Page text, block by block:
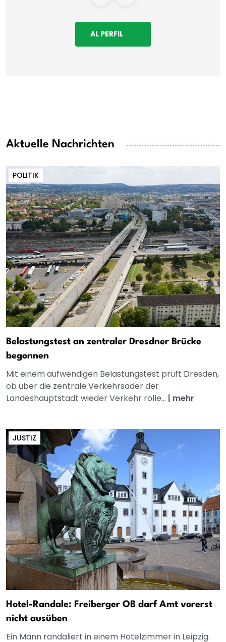
AL PERFIL
Aktuelle Nachrichten
POLITIK
Belastungstest an zentraler Dresdner Brücke
begonnen
Mit einem aufwendigen Belastungstest prüft Dresden,
ob über die zentrale Verkehrsader der
Landeshauptstadt wieder Verkehr rolle... | mehr
JUSTIZ
Hotel-Randale: Freiberger OB darf Amt vorerst
nicht ausüben
Ein Mann randaliert in einem Hotelzimmer in Leipzig.